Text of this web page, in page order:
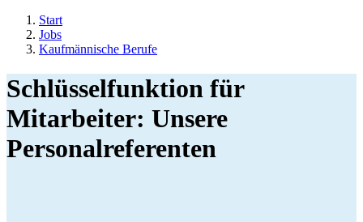
Start
Jobs
Kaufmännische Berufe
Schlüsselfunktion für
Mitarbeiter: Unsere
Personalreferenten